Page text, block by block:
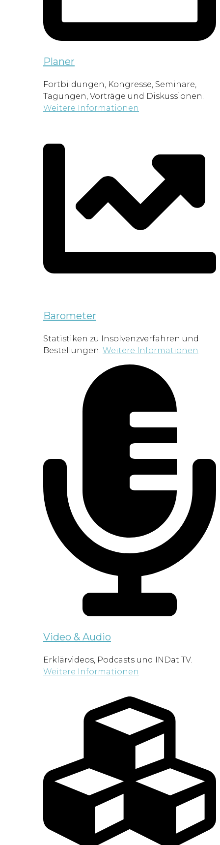
Planer
Fortbildungen, Kongresse, Seminare,
Tagungen, Vorträge und Diskussionen.
Weitere Informationen
Barometer
Statistiken zu Insolvenzverfahren und
Bestellungen. Weitere Informationen
Video & Audio
Erklärvideos, Podcasts und INDat TV.
Weitere Informationen